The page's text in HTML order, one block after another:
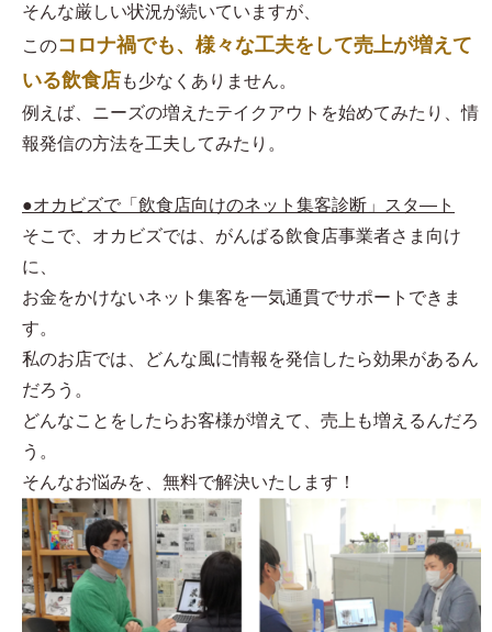
そんな厳しい状況が続いていますが、
このコロナ禍でも、様々な工夫をして売上が増えて
いる飲食店も少なくありません。
例えば、ニーズの増えたテイクアウトを始めてみたり、情
報発信の方法を工夫してみたり。
●オカビズで「飲食店向けのネット集客診断」スタ―ト
そこで、オカビズでは、がんばる飲食店事業者さま向け
に、
お金をかけないネット集客を一気通貫でサポートできま
す。
私のお店では、どんな風に情報を発信したら効果があるん
だろう。
どんなことをしたらお客様が増えて、売上も増えるんだろ
う。
そんなお悩みを、無料で解決いたします！